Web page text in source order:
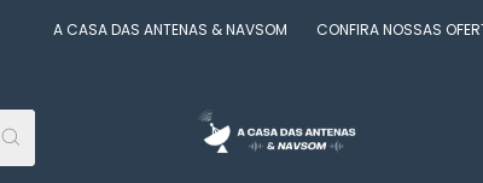
A CASA DAS ANTENAS & NAVSOM CONFIRA NOSSAS OFERTAS!